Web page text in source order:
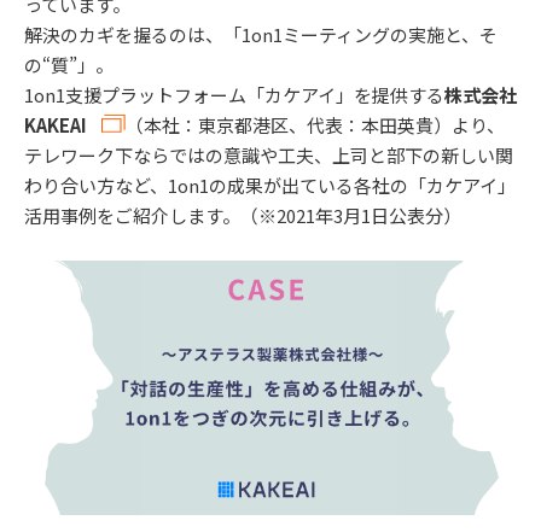
解決のカギを握るのは、「1on1ミーティングの実施と、そ
の“質”」。
1on1支援プラットフォーム「カケアイ」を提供する株式会社
KAKEAI
（本社：東京都港区、代表：本田英貴）より、
テレワーク下ならではの意識や工夫、上司と部下の新しい関
わり合い方など、1on1の成果が出ている各社の「カケアイ」
活用事例をご紹介します。（※2021年3月1日公表分）